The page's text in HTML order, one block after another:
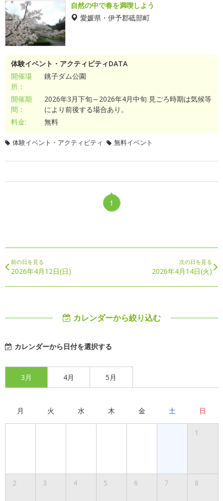
自然の中で春を満喫しよう
愛媛県・伊予郡砥部町
体験イベント・アクティビティDATA
開催場
所：
銚子ダム公園
開催期
間：
2026年3月下旬～2026年4月中旬 見ごろ時期は気候等
により前後する場合あり。
料金:
無料
体験イベント・アクティビティ 無料イベント
1
前の日を見る
2026年4月12日(日)
次の日を見る
2026年4月14日(火)
カレンダーから絞り込む
カレンダーから日付を選択する
3月 4月 5月
月 火 水 木 金 土 日
1
2 3 4 5 6 7 8